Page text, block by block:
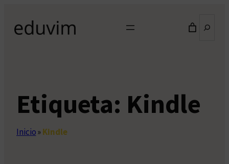
contenido
Etiqueta: Kindle
Inicio»Kindle